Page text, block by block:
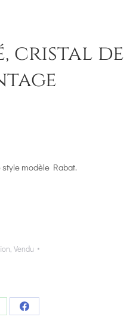
cristal de
modèle Rabat.
, Vendu
Share